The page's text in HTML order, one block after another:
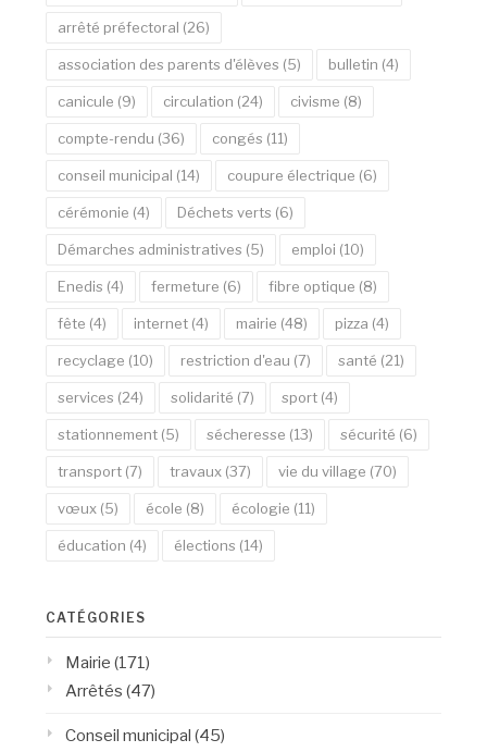
arrêté préfectoral (26)
association des parents d'élèves (5) bulletin (4)
canicule (9) circulation (24) civisme (8)
compte-rendu (36) congés (11)
conseil municipal (14) coupure électrique (6)
cérémonie (4) Déchets verts (6)
Démarches administratives (5) emploi (10)
Enedis (4) fermeture (6) fibre optique (8)
fête (4) internet (4) mairie (48) pizza (4)
recyclage (10) restriction d'eau (7) santé (21)
services (24) solidarité (7) sport (4)
stationnement (5) sécheresse (13) sécurité (6)
transport (7) travaux (37) vie du village (70)
vœux (5) école (8) écologie (11)
éducation (4) élections (14)
CATÉGORIES
Mairie (171)
Arrêtés (47)
Conseil municipal (45)